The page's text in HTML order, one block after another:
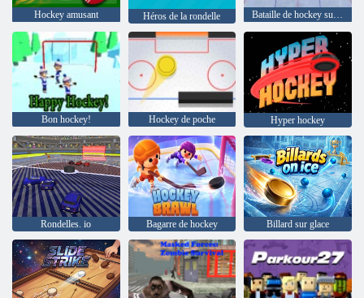
Hockey amusant Héros de la rondelle Bataille de hockey sur marionnettes
Bon hockey! Hockey de poche Hyper hockey
Rondelles. io Bagarre de hockey Billard sur glace